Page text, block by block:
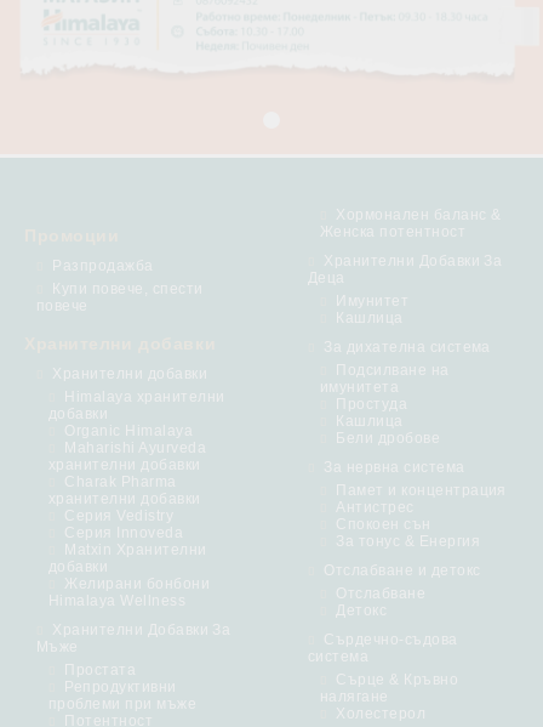
Разпродажба
Купи повече, спести
повече
Хранителни добавки
Himalaya хранителни
добавки
Organic Himalaya
Maharishi Ayurveda
хранителни добавки
Charak Pharma
хранителни добавки
Серия Vedistry
Серия Innoveda
Matxin Хранителни
добавки
Желирани бонбони
Himalaya Wellness
Хранителни Добавки За
Мъже
Простата
Репродуктивни
проблеми при мъже
Потентност
Хормонален баланс &
Женска потентност
Хранителни Добавки За
Деца
Имунитет
Кашлица
За дихателна система
Подсилване на
имунитета
Простуда
Кашлица
Бели дробове
За нервна система
Памет и концентрация
Антистрес
Спокоен сън
За тонус & Енергия
Отслабване и детокс
Отслабване
Детокс
Сърдечно-съдова
система
Сърце & Кръвно
налягане
Холестерол